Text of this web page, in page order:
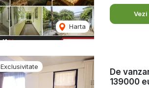
Harta
Exclusivitate
De
139000